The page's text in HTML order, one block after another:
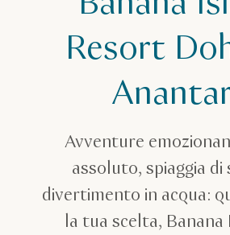
Banana Island Resort Doha by
Resort
Avventure
assoluto, spiaggia di
divertimento in acqua:
la tua scelta, Banana